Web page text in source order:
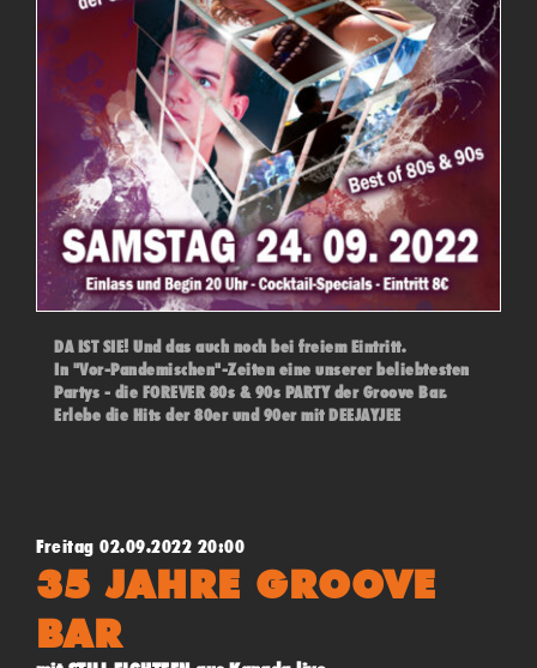
DA IST SIE! Und das auch noch bei freiem Eintritt.
In "Vor-Pandemischen"-Zeiten eine unserer beliebtesten
Partys - die FOREVER 80s & 90s PARTY der Groove Bar.
Erlebe die Hits der 80er und 90er mit DEEJAYJEE
Freitag 02.09.2022 20:00
35 JAHRE GROOVE
BAR